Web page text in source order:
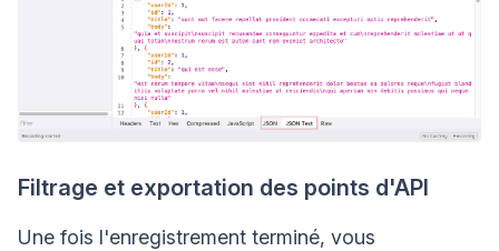
Filtrage et exportation des points d'API
Une fois l'enregistrement terminé, vous